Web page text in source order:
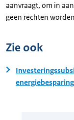
aanvraagt, om in
geen rechten
Zie ook
energiebesparing